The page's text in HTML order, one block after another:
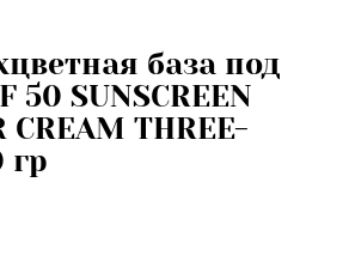
база под
SUNSCREEN
CREAM THREE-
гр